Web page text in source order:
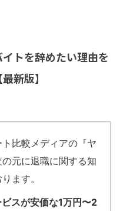
イトを辞めたい理由を
新版】
比較メディアの『ヤ
元に退職に関する知
ます。
スが安価な1万円〜2